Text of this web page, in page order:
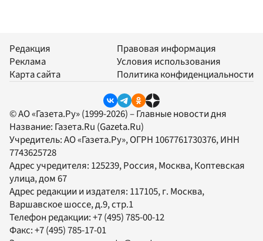
Редакция
Реклама
Карта сайта
Правовая информация
Условия использования
Политика конфиденциальности
© АО «Газета.Ру» (1999-2026) – Главные новости дня
Название: Газета.Ru (Gazeta.Ru)
Учредитель:АО «Газета.Ру», ОГРН 1067761730376, ИНН
7743625728
Адрес учредителя: 125239, Россия, Москва, Коптевская
улица, дом 67
Адрес редакции и издателя: 117105, г. Москва,
Варшавское шоссе, д.9, стр.1
Телефон редакции:+7 (495) 785-00-12
Факс:+7 (495) 785-17-01